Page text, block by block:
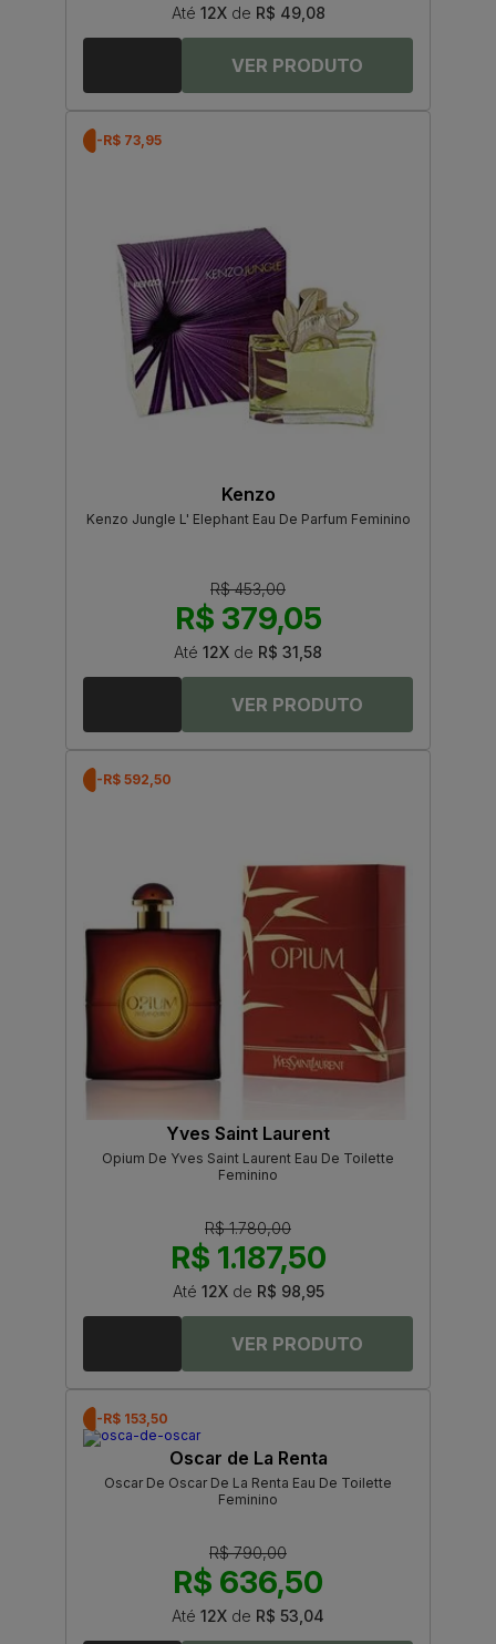
Até 12Xde R$ 49,08
-R$ 73,95
Kenzo
Kenzo Jungle L' Elephant Eau De Parfum Feminino
R$ 453,00
R$ 379,05
Até 12X de R$ 31,58
-R$ 592,50
Yves Saint Laurent
Opium De Yves Saint Laurent Eau De Toilette
Feminino
R$ 1.780,00
R$ 1.187,50
Até 12Xde R$ 98,95
-R$ 153,50
Oscar de La Renta
Oscar De Oscar De La Renta Eau De Toilette
Feminino
R$ 790,00
R$ 636,50
Até 12X de R$ 53,04